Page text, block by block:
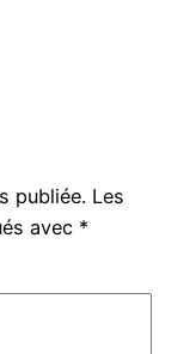
publiée. Les
avec *